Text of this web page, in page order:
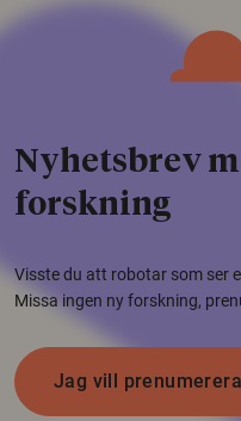
Nyhetsbrev
forskning
Visste du att robotar som ser
Missa ingen ny forskning,
Jag vill prenumerera